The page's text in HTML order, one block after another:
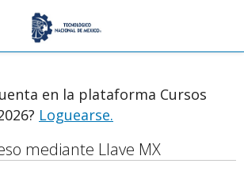
en la plataforma Cursos
Loguearse.
mediante Llave MX